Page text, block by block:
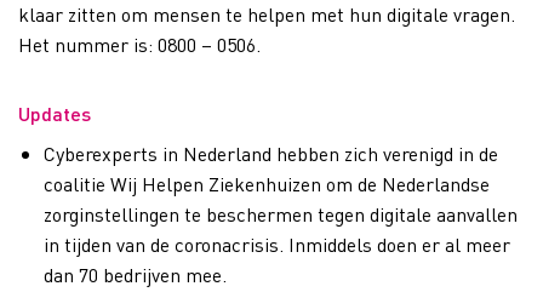
klaar zitten om mensen te helpen met hun digitale vragen.
Het nummer is: 0800 – 0506.
Updates
Cyberexperts in Nederland hebben zich verenigd in de
coalitie Wij Helpen Ziekenhuizen om de Nederlandse
zorginstellingen te beschermen tegen digitale aanvallen
in tijden van de coronacrisis. Inmiddels doen er al meer
dan 70 bedrijven mee.